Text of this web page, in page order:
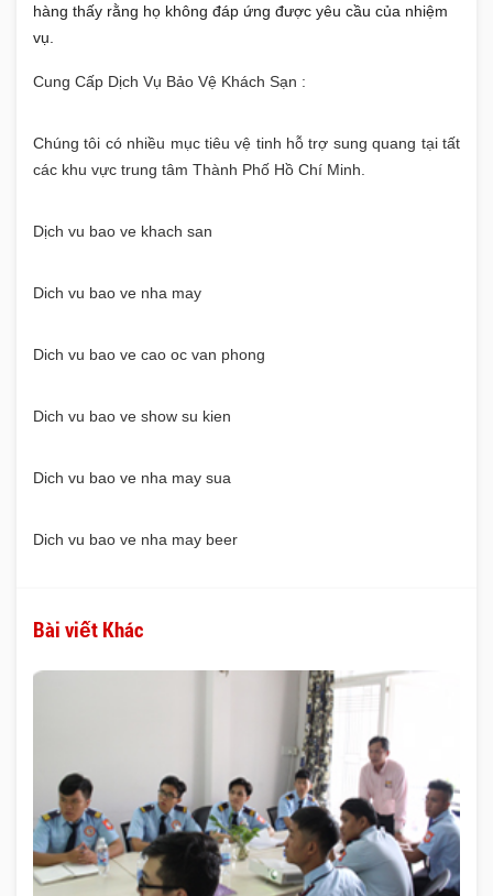
hàng thấy rằng họ không đáp ứng được yêu cầu của nhiệm
vụ.
Cung Cấp Dịch Vụ Bảo Vệ Khách Sạn :
Chúng tôi có nhiều mục tiêu vệ tinh hỗ trợ sung quang tại tất
các khu vực trung tâm Thành Phố Hồ Chí Minh.
Dịch vu bao ve khach san
Dich vu bao ve nha may
Dich vu bao ve cao oc van phong
Dich vu bao ve show su kien
Dich vu bao ve nha may sua
Dich vu bao ve nha may beer
Bài viết Khác